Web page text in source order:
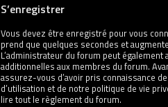
S’enregistrer
Vous devez être enregistré pour vous
prend que quelques secondes et
L’administrateur du forum peut
additionnelles aux membres du forum.
assurez-vous d’avoir pris connaissance
d’utilisation et de notre politique de vie
lire tout le règlement du forum.